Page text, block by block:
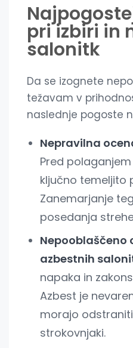
pri izbiri in
salonitk
Da se izognete
težavam v
naslednje pogoste
Nepravilna
Pred
ključno temeljito
Zanemarjanje
posedanja
azbestnih
napaka in
Azbest je
morajo
strokovnjaki.